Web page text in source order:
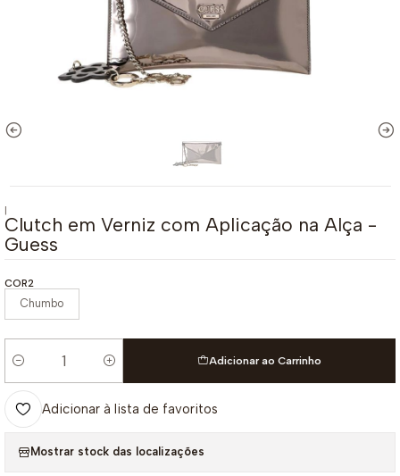
|
Clutch em Verniz com Aplicação na Alça -
Guess
COR2
Chumbo
Quantidade
Adicionar ao Carrinho
Adicionar à lista de favoritos
Mostrar stock das localizações